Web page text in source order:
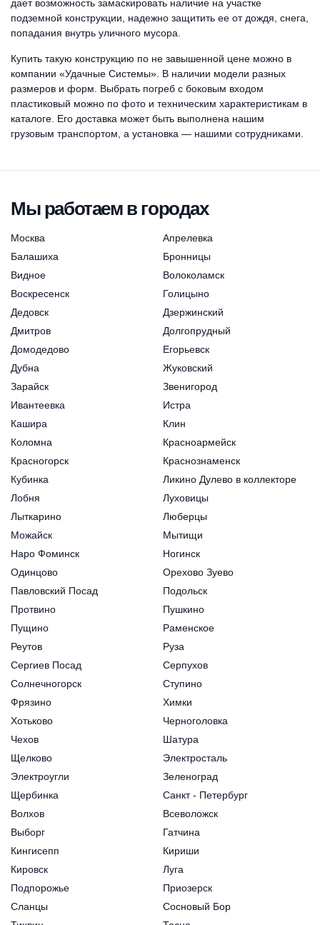
дает возможность замаскировать наличие на участке
подземной конструкции, надежно защитить ее от дождя, снега,
попадания внутрь уличного мусора.
Купить такую конструкцию по не завышенной цене можно в
компании «Удачные Системы». В наличии модели разных
размеров и форм. Выбрать погреб с боковым входом
пластиковый можно по фото и техническим характеристикам в
каталоге. Его доставка может быть выполнена нашим
грузовым транспортом, а установка — нашими сотрудниками.
Мы работаем в городах
Москва
Апрелевка
Балашиха
Бронницы
Видное
Волоколамск
Воскресенск
Голицыно
Дедовск
Дзержинский
Дмитров
Долгопрудный
Домодедово
Егорьевск
Дубна
Жуковский
Зарайск
Звенигород
Ивантеевка
Истра
Кашира
Клин
Коломна
Красноармейск
Красногорск
Краснознаменск
Кубинка
Ликино Дулево в коллекторе
Лобня
Луховицы
Лыткарино
Люберцы
Можайск
Мытищи
Наро Фоминск
Ногинск
Одинцово
Орехово Зуево
Павловский Посад
Подольск
Протвино
Пушкино
Пущино
Раменское
Реутов
Руза
Сергиев Посад
Серпухов
Солнечногорск
Ступино
Фрязино
Химки
Хотьково
Черноголовка
Чехов
Шатура
Щелково
Электросталь
Электроугли
Зеленоград
Щербинка
Санкт - Петербург
Волхов
Всеволожск
Выборг
Гатчина
Кингисепп
Кириши
Кировск
Луга
Подпорожье
Приозерск
Сланцы
Сосновый Бор